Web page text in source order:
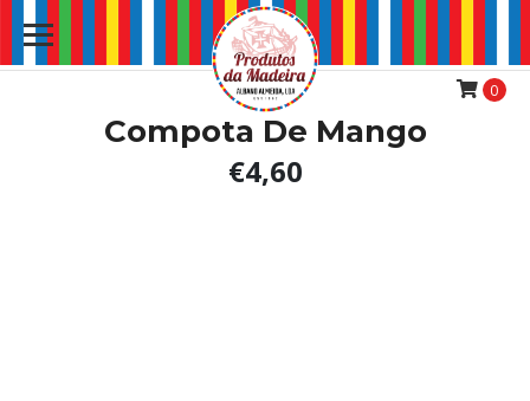
0
Compota De Mango
€4,60